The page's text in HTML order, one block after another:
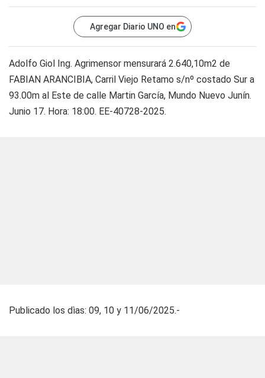
Agregar Diario UNO en
Adolfo Giol Ing. Agrimensor mensurará 2.640,10m2 de
FABIAN ARANCIBIA, Carril Viejo Retamo s/nº costado Sur a
93.00m al Este de calle Martin García, Mundo Nuevo Junín.
Junio 17. Hora: 18:00. EE-40728-2025.
Publicado los dìas: 09, 10 y 11/06/2025.-